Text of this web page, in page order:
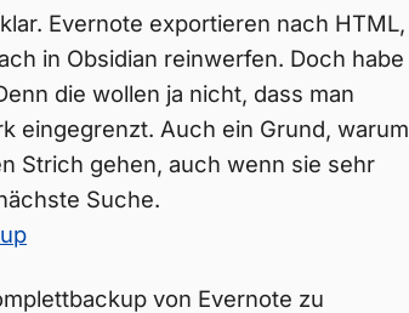
Evernote exportieren nach HTML,
in Obsidian reinwerfen. Doch habe
die wollen ja nicht, dass man
eingegrenzt. Auch ein Grund, warum
Strich gehen, auch wenn sie sehr
Suche.
von Evernote zu